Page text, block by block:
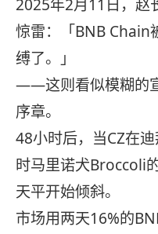
2025年2月11日，赵
惊雷：「BNB Chain
缚了。」
——这则看似模糊的
序章。
48小时后，当CZ在
时马里诺犬Broccoli
天平开始倾斜。
市场用两天16%的